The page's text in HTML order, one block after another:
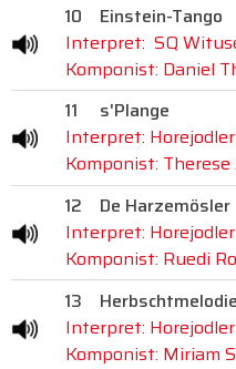
10
Einstein-Tango
Interpret: SQ
Komponist: Daniel
11
s'Plange
Interpret:
Komponist:
12
De Harzemösler
Interpret:
Komponist: Ruedi
13
Herbschtmelodie
Interpret:
Komponist: Miriam